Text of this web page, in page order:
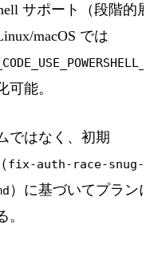
サポート（段階的
macOS では
可能。
ではなく、初期
fix-auth-race-snug-
）に基づいてプラン
。